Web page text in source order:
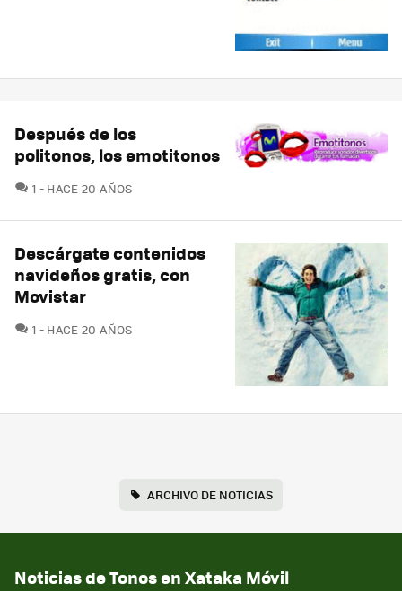
Después de los
politonos, los emotitonos
1 COMENTARIOS
HACE 20 AÑOS
Descárgate contenidos
navideños gratis, con
Movistar
1 COMENTARIOS
HACE 20 AÑOS
ARCHIVO DE NOTICIAS
Noticias de Tonos en Xataka Móvil